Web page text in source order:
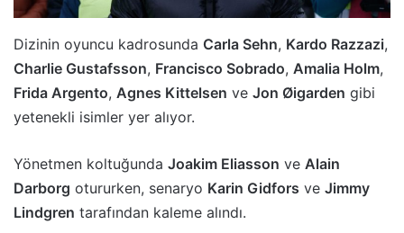
Dizinin oyuncu kadrosunda Carla Sehn, Kardo Razzazi,
Charlie Gustafsson, Francisco Sobrado, Amalia Holm,
Frida Argento, Agnes Kittelsen ve Jon Øigarden gibi
yetenekli isimler yer alıyor.
Yönetmen koltuğunda Joakim Eliasson ve Alain
Darborg otururken, senaryo Karin Gidfors ve Jimmy
Lindgren tarafından kaleme alındı.